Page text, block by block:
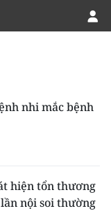
nhi mắc bệnh
hiện tổn thương
nội soi thường